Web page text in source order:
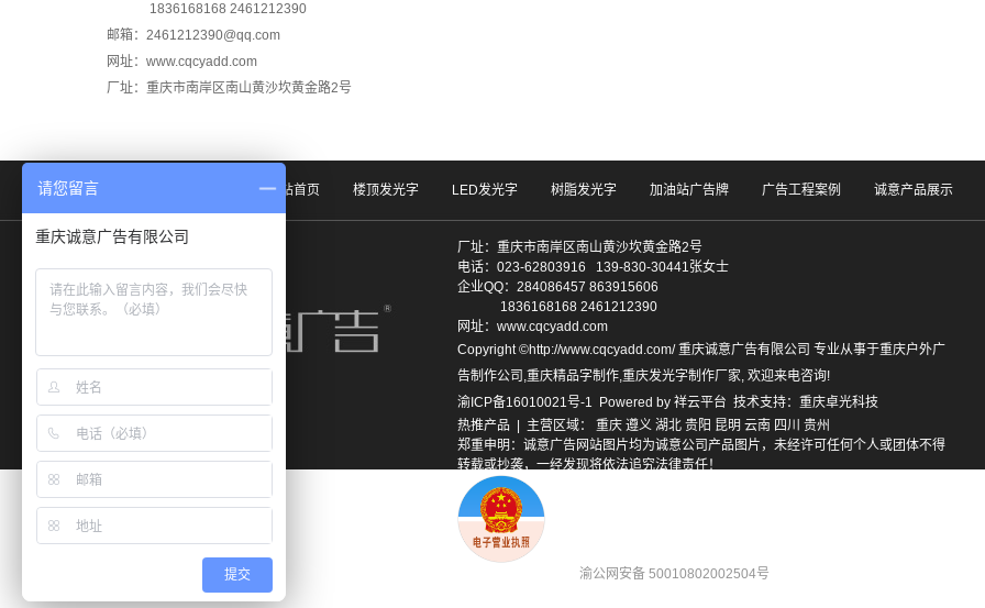
1836168168 2461212390
邮箱：2461212390@qq.com
网址：www.cqcyadd.com
厂址：重庆市南岸区南山黄沙坎黄金路2号
网站首页 楼顶发光字 LED发光字 树脂发光字 加油站广告牌 广告工程案例 诚意产品展示
厂址：重庆市南岸区南山黄沙坎黄金路2号
电话：023-62803916 139-830-30441张女士
企业QQ：284086457 863915606
1836168168 2461212390
网址：www.cqcyadd.com
Copyright ©http://www.cqcyadd.com/ 重庆诚意广告有限公司 专业从事于重庆户外广
告制作公司 ,重庆精品字制作,重庆发光字制作厂家, 欢迎来电咨询!
渝ICP备16010021号-1 Powered by 祥云平台 技术支持： 重庆卓光科技
热推产品 | 主营区域： 重庆 遵义 湖北 贵阳 昆明 云南 四川 贵州
郑重申明：诚意广告网站图片均为诚意公司产品图片，未经许可任何个人或团体不得
转载或抄袭，一经发现将依法追究法律责任！
渝公网安备 50010802002504号
请您留言
提交